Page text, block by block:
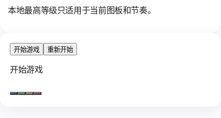
本地最高等级只适用于当前图板和节奏。
开始游戏 重新开始
开始游戏